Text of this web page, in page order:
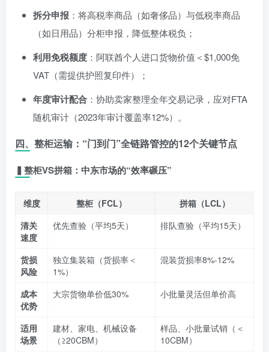
拆分申报 ：将高税率商品（如奢侈品）与低税率商品
（如日用品）分柜申报，降低整体税负；
利用免税额度 ：阿联酋个人进口货物价值＜$1,000免
VAT（需提供护照复印件）；
年度审计配合 ：协助卖家整理全年交易记录，应对FTA
随机审计（2023年审计覆盖率12%）。
四、整柜运输：“门到门”全链路管控的12个关键节点
▍整柜VS拼箱：中东市场的“效率碾压”
维度 整柜（FCL）
拼箱（LCL）
清关
速度
优先查验（平均5天） 排队查验（平均15天）
货损
风险
独立集装箱（货损率＜
1%）
混装货损率8%-12%
成本
优势
大宗货物单价低30% 小批量灵活但单价高
适用
场景
建材、家电、机械设备
（≥20CBM）
样品、小批量试销（＜
10CBM）